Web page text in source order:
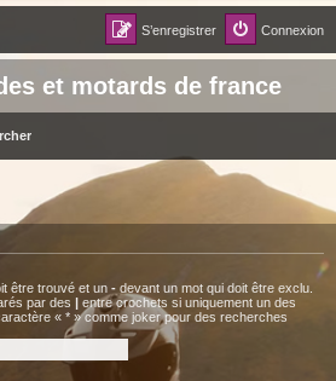
Connexion
S’enregistrer
et motards de france
être trouvé et un - devant un mot qui doit être exclu.
par des | entre crochets si uniquement un des
« * » comme joker pour des recherches